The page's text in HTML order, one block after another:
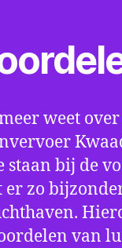
weet
staan bij de
er zo
van